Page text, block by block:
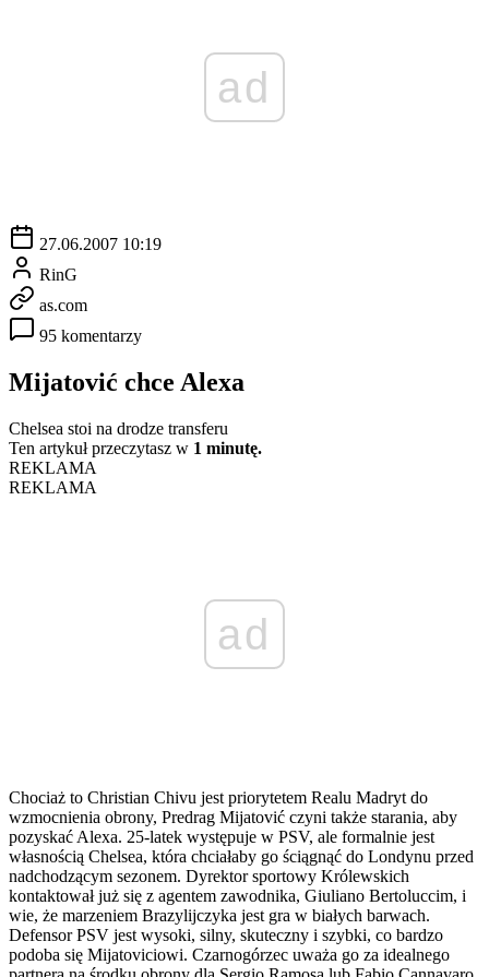
ad
27.06.2007 10:19
RinG
as.com
95 komentarzy
Mijatović chce Alexa
Chelsea stoi na drodze transferu
Ten artykuł przeczytasz w 1 minutę.
REKLAMA
REKLAMA
ad
Chociaż to Christian Chivu jest priorytetem Realu Madryt do
wzmocnienia obrony, Predrag Mijatović czyni także starania, aby
pozyskać Alexa. 25-latek występuje w PSV, ale formalnie jest
własnością Chelsea, która chciałaby go ściągnąć do Londynu przed
nadchodzącym sezonem. Dyrektor sportowy Królewskich
kontaktował już się z agentem zawodnika, Giuliano Bertoluccim, i
wie, że marzeniem Brazylijczyka jest gra w białych barwach.
Defensor PSV jest wysoki, silny, skuteczny i szybki, co bardzo
podoba się Mijatoviciowi. Czarnogórzec uważa go za idealnego